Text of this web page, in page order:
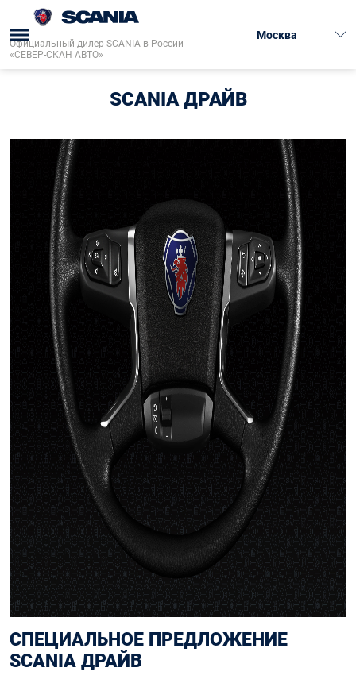
Официальный дилер SCANIA в России
«СЕВЕР-СКАН АВТО»
Москва
Главная → Финансирование
SCANIA ДРАЙВ
СПЕЦИАЛЬНОЕ ПРЕДЛОЖЕНИЕ
SCANIA ДРАЙВ